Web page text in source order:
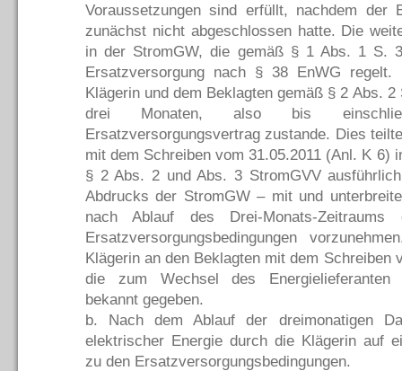
Voraussetzungen sind erfüllt, nachdem der
zunächst nicht abgeschlossen hatte. Die
in der StromGW, die gemäß § 1 Abs. 1 S.
Ersatzversorgung nach § 38 EnWG
Klägerin und dem Beklagten gemäß § 2 Abs.
drei Monaten, also bis
Ersatzversorgungsvertrag zustande. Dies
mit dem Schreiben vom 31.05.2011 (Anl. K 6)
§ 2 Abs. 2 und Abs. 3 StromGVV
Abdrucks der StromGW – mit und
nach Ablauf des Drei-Monats-
Ersatzversorgungsbedingungen
Klägerin an den Beklagten mit dem Schreiben
die zum Wechsel des Energielieferanten
bekannt gegeben.
b. Nach dem Ablauf der dreimonatigen
elektrischer Energie durch die Klägerin auf
zu den Ersatzversorgungsbedingungen.